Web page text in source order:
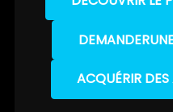
DEMANDER
ACQUÉRIR